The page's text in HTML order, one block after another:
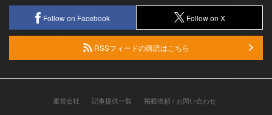
Follow on Facebook Follow on X
RSSフィードの購読はこちら
運営会社 記事提供一覧
掲載依頼 / お問い合わせ